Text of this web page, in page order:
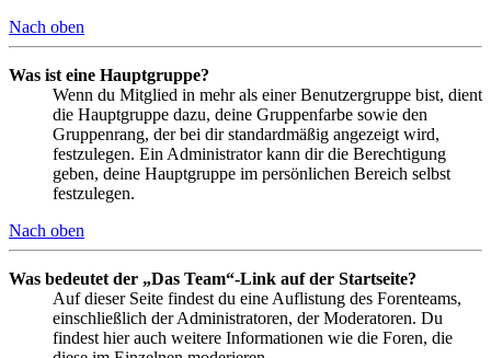
Nach oben
Was ist eine Hauptgruppe?
Wenn du Mitglied in mehr als einer Benutzergruppe bist, dient
die Hauptgruppe dazu, deine Gruppenfarbe sowie den
Gruppenrang, der bei dir standardmäßig angezeigt wird,
festzulegen. Ein Administrator kann dir die Berechtigung
geben, deine Hauptgruppe im persönlichen Bereich selbst
festzulegen.
Nach oben
Was bedeutet der „Das Team“-Link auf der Startseite?
Auf dieser Seite findest du eine Auflistung des Forenteams,
einschließlich der Administratoren, der Moderatoren. Du
findest hier auch weitere Informationen wie die Foren, die